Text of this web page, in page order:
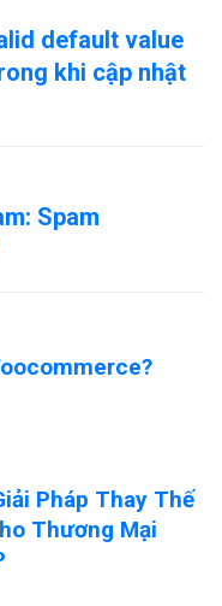
default value
khi cập nhật
Spam
Pháp Thay Thế
Thương Mại